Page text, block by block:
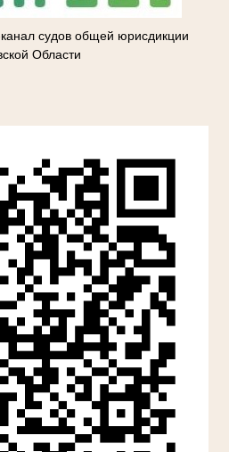
судов общей юрисдикции
Области